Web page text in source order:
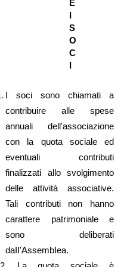
E
I
S
O
C
I
I soci sono chiamati a
contribuire alle spese
annuali dell'associazione
con la quota sociale ed
eventuali contributi
finalizzati allo svolgimento
delle attività associative.
Tali contributi non hanno
carattere patrimoniale e
sono deliberati
daII'AssembIea.